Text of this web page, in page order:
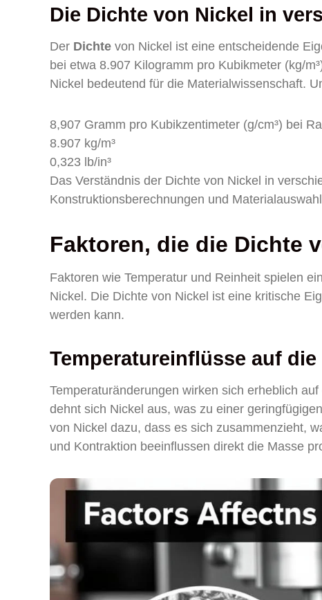
Die Dichte von Nickel in
Der Dichte von Nickel ist eine entscheidende
bei etwa 8.907 Kilogramm pro Kubikmeter (kg/
Nickel bedeutend für die Materialwissenschaft.
8,907 Gramm pro Kubikzentimeter (g/cm³) bei
8.907 kg/m³
0,323 lb/in³
Das Verständnis der Dichte von Nickel in
Konstruktionsberechnungen und
Faktoren, die die Dichte
Faktoren wie Temperatur und Reinheit spielen
Nickel. Die Dichte von Nickel ist eine kritische
werden kann.
Temperatureinflüsse auf
Temperaturänderungen wirken sich erheblich
dehnt sich Nickel aus, was zu einer
von Nickel dazu, dass es sich zusammenzieht,
und Kontraktion beeinflussen direkt die Masse